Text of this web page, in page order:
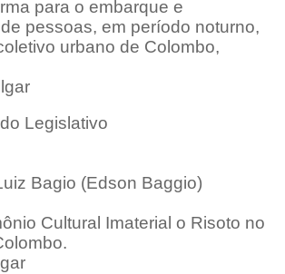
para o embarque e
pessoas, em período noturno,
urbano de Colombo,
Legislativo
Bagio (Edson Baggio)
Cultural Imaterial o Risoto no